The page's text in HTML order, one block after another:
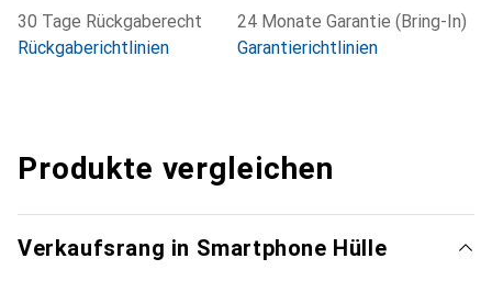
30 Tage Rückgaberecht
Rückgaberichtlinien
24 Monate Garantie (Bring-In)
Garantierichtlinien
Produkte vergleichen
Verkaufsrang in Smartphone Hülle